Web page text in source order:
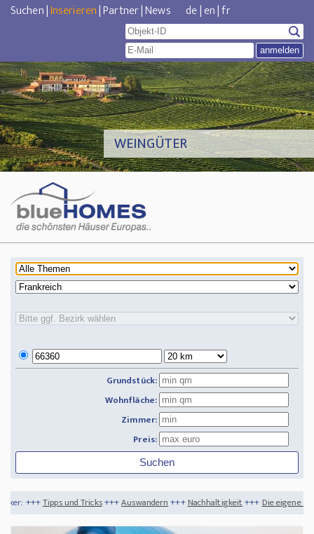
Suchen|Inserieren|Partner|News de|en|fr
WEINGÜTER
Grundstück:
Wohnfläche:
Zimmer:
Preis:
Tricks+++Auswandern+++Nachhaltigkeit+++Die eigene HomeGym